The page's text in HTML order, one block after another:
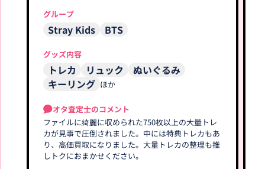
買取価格
8,000円
BTS
BTS Blu-ray 2016 BTS Liv
e 花様年華 on Stage: Epil
ogue Concert ＜初回生産
限定盤＞ 輸入盤 ライブ ブ
ルーレイ
BTS Blu-ray MEMORIES of
2017
グループ
Stray Kids BTS
グッズ内容
トレカ リュック
ぬいぐるみ
キーリング ほか
オタ査定士のコメント
ファイルに綺麗に収められた750枚以上の大量トレ
カが見事で圧倒されました。中には特典トレカもあ
り、高価買取になりました。大量トレカの整理も推
しトクにおまかせください。